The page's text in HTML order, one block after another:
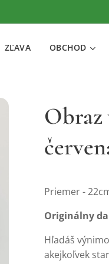
ZĽAVA OBCHOD
Obraz
Priemer -
Originálny
Hľadáš
akejkoľvek